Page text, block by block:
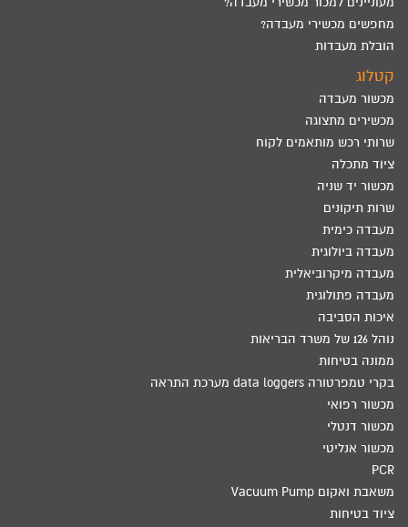
מחפשים מכשירי מעבדה?
הובלת מעבדות
קטלוג
מכשור מעבדה
מכשירים מתצוגה
שרותי רכש מותאמים לקוח
ציוד מתכלה
מכשור יד שניה
שרות תיקונים
מעבדה כימית
מעבדה ביולוגית
מעבדה מיקרוביאלית
מעבדה פתולוגית
איכות הסביבה
נוהל 126 של משרד הבריאות
ממונה בטיחות
בקרי טמפרטורה data loggers מערכת התראה
מכשור רפואי
מכשור דנטלי
מכשור אנליטי
PCR
משאבת ואקום Vacuum Pump
ציוד בטיחות